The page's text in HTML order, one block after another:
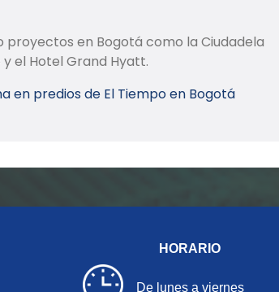
en Bogotá como la Ciudadela
el Hotel Grand Hyatt.
en predios de El Tiempo en Bogotá
HORARIO
De lunes a viernes